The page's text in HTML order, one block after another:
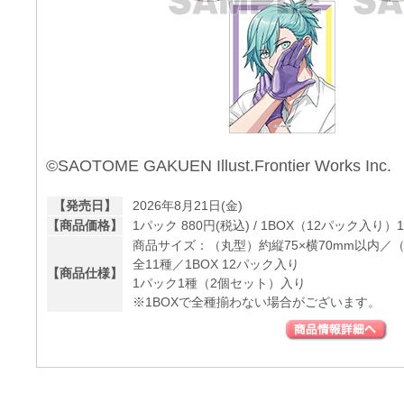
©SAOTOME GAKUEN Illust.Frontier Works Inc.
【発売日】
2026年8月21日(金)
【商品価格】
1パック 880円(税込) / 1BOX（12パック入り）
【商品仕様】
商品サイズ：（丸型）約縦75×横70mm以内／
全11種／1BOX 12パック入り
1パック1種（2個セット）入り
※1BOXで全種揃わない場合がございます。